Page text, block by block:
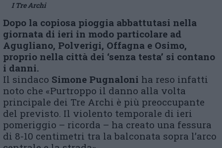
I Tre Archi
Dopo la copiosa pioggia abbattutasi nella
giornata di ieri in modo particolare ad
Agugliano, Polverigi, Offagna e Osimo,
proprio nella città dei ‘senza testa’ si contano
i danni.
Il sindaco Simone Pugnaloni ha reso infatti
noto che «Purtroppo il danno alla volta
principale dei Tre Archi è più preoccupante
del previsto. Il violento temporale di ieri
pomeriggio – ricorda – ha creato una fessura
di 8-10 centimetri tra la balconata sopra l’arco